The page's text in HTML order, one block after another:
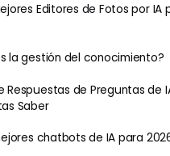
Editores de Fotos por IA
la gestión del conocimiento?
Respuestas de Preguntas de
Saber
chatbots de IA para